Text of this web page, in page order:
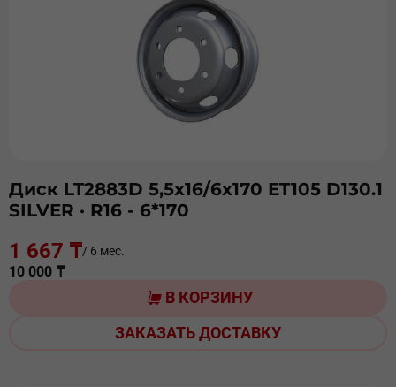
Диск LT2883D 5,5х16/6х170 ЕT105 D130.1
SILVER · R16 - 6*170
1 667 ₸/ 6 мес.
10 000 ₸
В КОРЗИНУ
ЗАКАЗАТЬ ДОСТАВКУ